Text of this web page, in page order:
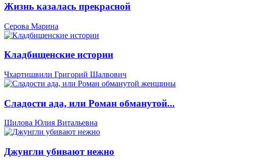
Жизнь казалась прекрасной
Серова Марина
Кладбищенские истории
Чхартишвили Григорий Шалвович
Сладости ада, или Роман обманутой...
Шилова Юлия Витальевна
Джунгли убивают нежно